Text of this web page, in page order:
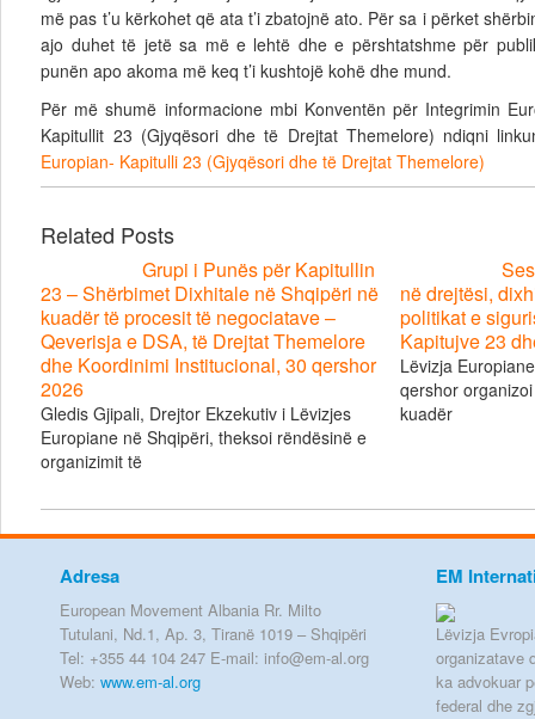
më pas t’u kërkohet që ata t’i zbatojnë ato. Për sa i përket
ajo duhet të jetë sa më e lehtë dhe e përshtatshme për
punën apo akoma më keq t’i kushtojë kohë dhe mund.
Për më shumë informacione mbi Konventën për Integrimin
Kapitullit 23 (Gjyqësori dhe të Drejtat Themelore) ndiqni
Europian- Kapitulli 23 (Gjyqësori dhe të Drejtat Themelore)
Related Posts
Grupi i Punës për Kapitullin
23 – Shërbimet Dixhitale në Shqipëri në
kuadër të procesit të negociatave –
Qeverisja e DSA, të Drejtat Themelore
dhe Koordinimi Institucional, 30 qershor
2026
Gledis Gjipali, Drejtor Ekzekutiv i Lëvizjes
Europiane në Shqipëri, theksoi rëndësinë e
organizimit të
në drejtësi,
politikat e
Kapitujve 23
Lëvizja
qershor
kuadër
Adresa
European Movement Albania Rr. Milto
Tutulani, Nd.1, Ap. 3, Tiranë 1019 – Shqipëri
Tel: +355 44 104 247 E-mail: info@em-al.org
Web: www.em-al.org
EM
Lëvizja
organizatave
ka advokuar
federal dhe